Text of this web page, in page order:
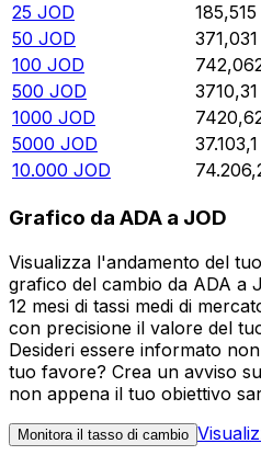
25 JOD 185,515
50 JOD 371,031
100 JOD
500 JOD 3710,31
1000 JOD
5000 JOD 37.103,1
10.000 JOD
Grafico da ADA a JOD
Visualizza l'andamento del
grafico del cambio da ADA a
12 mesi di tassi medi di
con precisione il valore del
Desideri essere informato
tuo favore? Crea un avviso
non appena il tuo obiettivo
Monitora il tasso di cambio